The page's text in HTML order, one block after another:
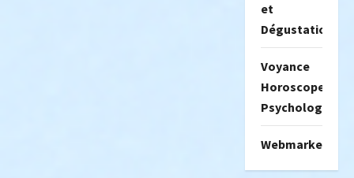
et
Dégustation
Voyance
Horoscope
Psychologie
Webmarketing